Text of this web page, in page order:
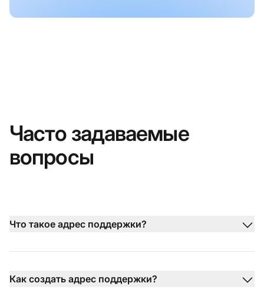
Часто задаваемые
вопросы
Что такое адрес поддержки?
Как создать адрес поддержки?